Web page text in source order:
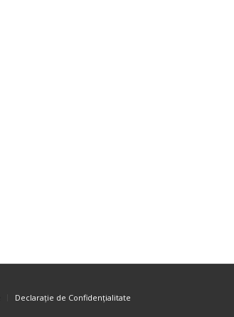
Declarație de Confidențialitate